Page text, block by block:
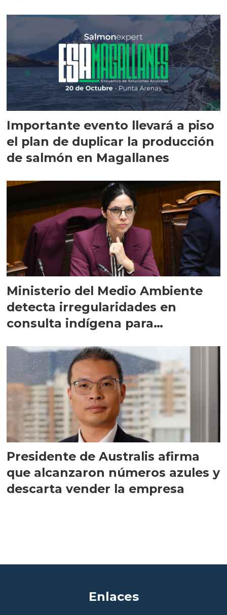
Importante evento llevará a piso
el plan de duplicar la producción
de salmón en Magallanes
Ministerio del Medio Ambiente
detecta irregularidades en
consulta indígena para
Presidente de Australis afirma
que alcanzaron números azules y
descarta vender la empresa
Enlaces